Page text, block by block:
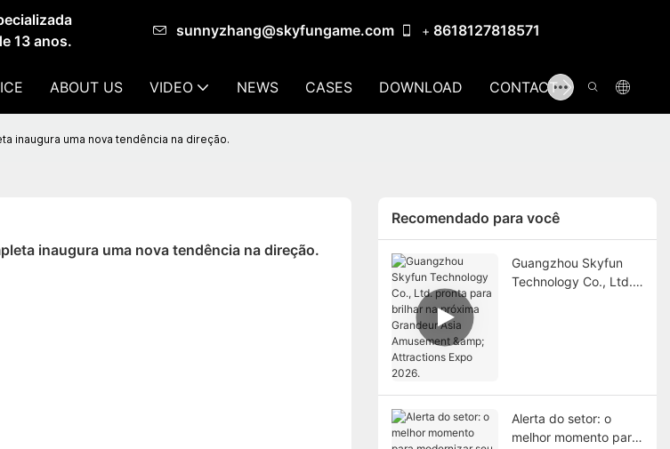
13 anos.
sunnyzhang@skyfungame.com +8618127818571
ABOUT US VIDEO NEWS CASES DOWNLOAD CONTACT US
inaugura uma nova tendência na direção.
inaugura uma nova tendência na direção.
Recomendado para você
Guangzhou Skyfun
Technology Co., Ltd.
Alerta do setor: o
melhor momento para